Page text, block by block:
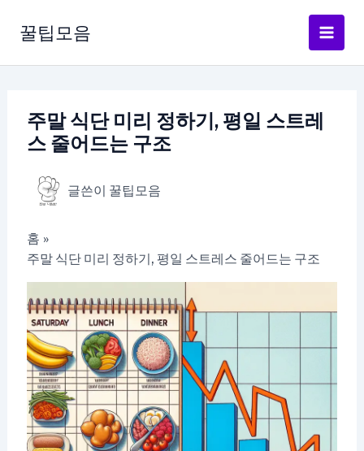
로
꿀팁모음
주말 식단 미리 정하기, 평일 스트레
스 줄어드는 구조
글쓴이 꿀팁모음
홈
주말 식단 미리 정하기, 평일 스트레스 줄어드는 구조